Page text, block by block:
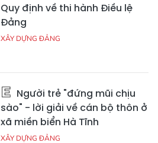
Quy định về thi hành Điều lệ
Đảng
XÂY DỰNG ĐẢNG
Người trẻ "đứng mũi chịu
sào" - lời giải về cán bộ thôn ở
xã miền biển Hà Tĩnh
XÂY DỰNG ĐẢNG